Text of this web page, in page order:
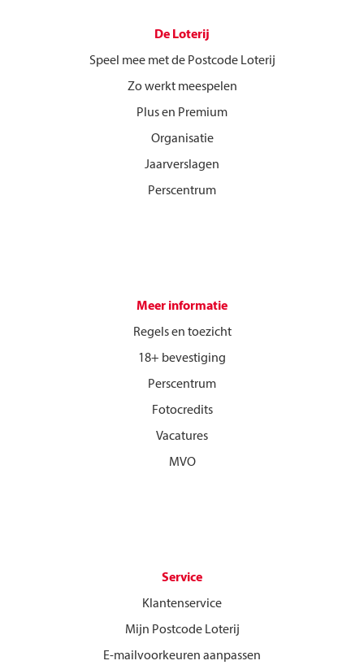
De Loterij
Speel mee met de Postcode Loterij
Zo werkt meespelen
Plus en Premium
Organisatie
Jaarverslagen
Perscentrum
Meer informatie
Regels en toezicht
18+ bevestiging
Perscentrum
Fotocredits
Vacatures
MVO
Service
Klantenservice
Mijn Postcode Loterij
E-mailvoorkeuren aanpassen